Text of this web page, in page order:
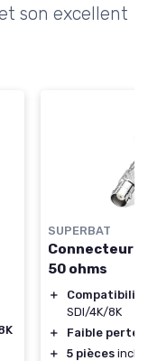
son excellent
SUPERBAT
Connecteur
50 ohms
＋
Compatibilité
SDI/4K/8K
＋
Faible perte
＋
5 pièces